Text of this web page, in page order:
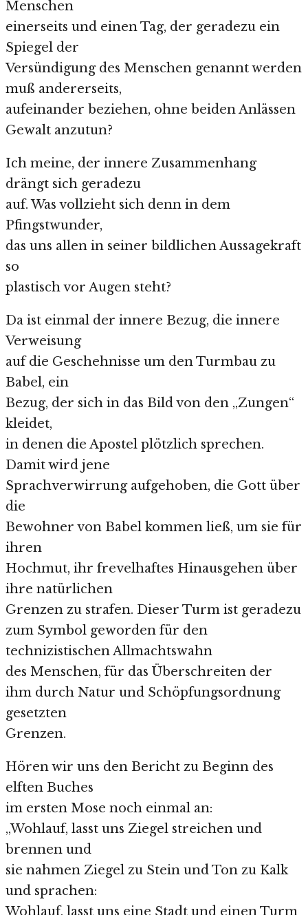
Menschen
einerseits und einen Tag, der geradezu ein
Spiegel der
Versündigung des Menschen genannt werden
muß andererseits,
aufeinander beziehen, ohne beiden Anlässen
Gewalt anzutun?
Ich meine, der innere Zusammenhang
drängt sich geradezu
auf. Was vollzieht sich denn in dem
Pfingstwunder,
das uns allen in seiner bildlichen Aussagekraft
so
plastisch vor Augen steht?
Da ist einmal der innere Bezug, die innere
Verweisung
auf die Geschehnisse um den Turmbau zu
Babel, ein
Bezug, der sich in das Bild von den „Zungen“
kleidet,
in denen die Apostel plötzlich sprechen.
Damit wird jene
Sprachverwirrung aufgehoben, die Gott über
die
Bewohner von Babel kommen ließ, um sie für
ihren
Hochmut, ihr frevelhaftes Hinausgehen über
ihre natürlichen
Grenzen zu strafen. Dieser Turm ist geradezu
zum Symbol geworden für den
technizistischen Allmachtswahn
des Menschen, für das Überschreiten der
ihm durch Natur und Schöpfungsordnung
gesetzten
Grenzen.
Hören wir uns den Bericht zu Beginn des
elften Buches
im ersten Mose noch einmal an:
„Wohlauf, lasst uns Ziegel streichen und
brennen und
sie nahmen Ziegel zu Stein und Ton zu Kalk
und sprachen:
Wohlauf, lasst uns eine Stadt und einen Turm